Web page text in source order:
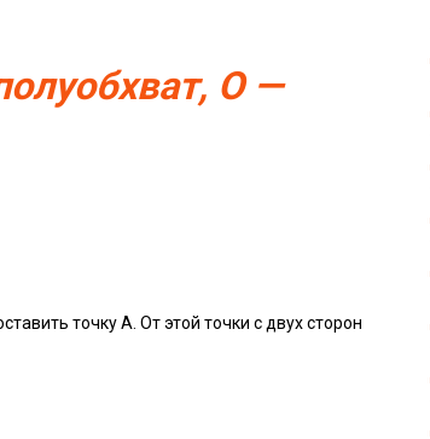
О —
точку А. От этой точки с двух сторон